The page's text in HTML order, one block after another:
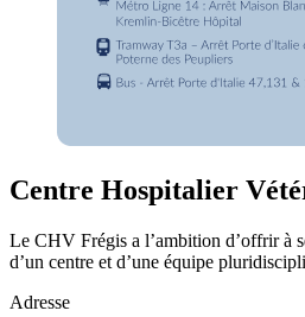
Centre Hospitalier
Le CHV Frégis a l’ambition d’offrir à
d’un centre et d’une équipe
Adresse